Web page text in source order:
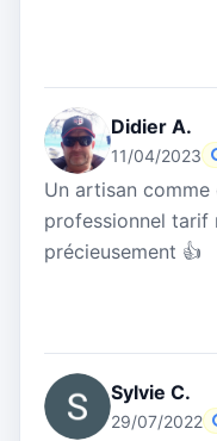
Didier A.
11/04/2023
Un artisan
professionnel tarif
précieusement 👍
Sylvie C.
29/07/2022